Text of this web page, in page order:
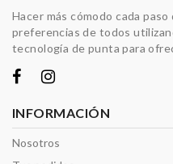
Hacer más cómodo cada
preferencias de todos
tecnología de punta para
INFORMACIÓN
Nosotros